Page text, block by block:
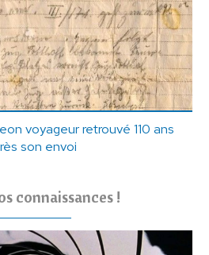
voyageur retrouvé 110 ans
son envoi
connaissances !